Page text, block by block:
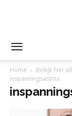
Home
Bekijk hier
inspanningsastma